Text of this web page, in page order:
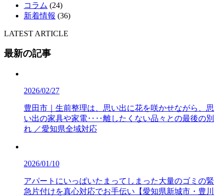
コラム (24)
新着情報 (36)
LATEST ARTICLE
最新の記事
2026/02/27
豊田市｜生前整理は、思い出に花を咲かせながら、思
い出の家具や家電‥‥離したくない品々との最後の別
れ ／愛知県全域対応
2026/01/10
アパートにいっぱいたまってしまった大量のゴミの緊
急片付けを真心対応でお手伝い【愛知県新城市・豊川